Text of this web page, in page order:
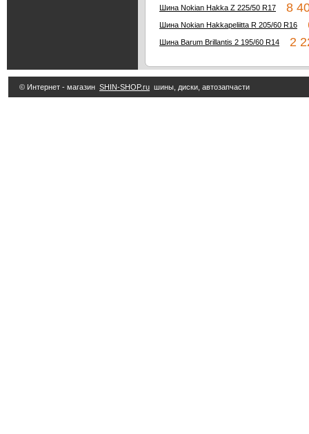
Шина Nokian Hakka Z 225/50 R17 8
Шина Nokian Hakkapeliitta R 205/60 R16
Шина Barum Brillantis 2 195/60 R14 2
© Интернет - магазин SHIN-SHOP.ru шины, диски, автозапчасти